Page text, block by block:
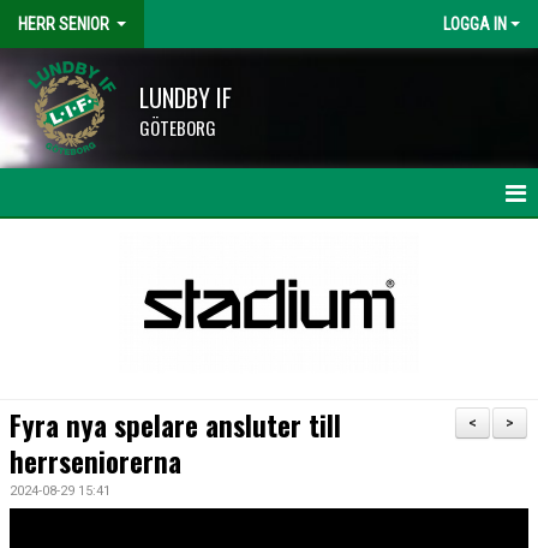
HERR SENIOR LOGGA IN
LUNDBY IF
GÖTEBORG
TRUPPEN
BILDGALLERI
>
<
Fyra nya spelare ansluter till
herrseniorerna
2024-08-29 15:41